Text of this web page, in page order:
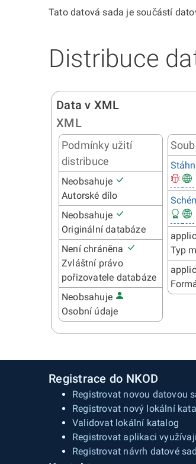
Tato datová sada je součástí
Distribuce
Data v XML
XML
Podmínky užití
distribuce
Neobsahuje
Autorské dílo
Neobsahuje
Originální databáze
Není chráněna
Zvláštní právo
pořizovatele databáze
Neobsahuje
Osobní údaje
Typ
Registrace do NKOD
Registrovat novou datovou
Registrovat nový lokální
Validovat lokální katalog
Registrovat aplikaci
Registrovat návrh datové